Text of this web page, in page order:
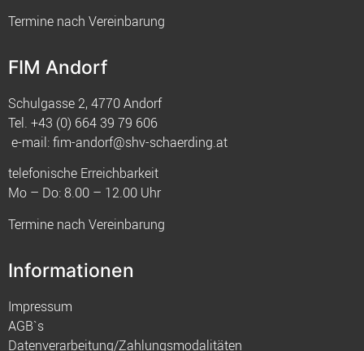
Termine nach Vereinbarung
FIM Andorf
Schulgasse 2, 4770 Andorf
Tel. +43 (0) 664 39 79 606
e-mail:fim-andorf@shv-schaerding.at
telefonische Erreichbarkeit
Mo – Do: 8.00 – 12.00 Uhr
Termine nach Vereinbarung
Informationen
Impressum
AGB`s
Datenverarbeitung/Zahlungsmodalitäten